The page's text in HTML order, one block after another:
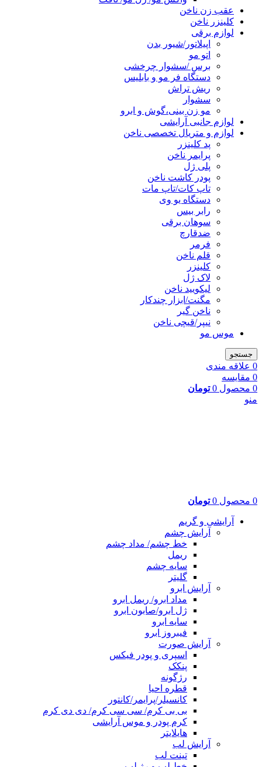
عقب زن ناخن
کلینزر ناخن
لوازم برقی
اپیلاتور/شیور بدن
اتو مو
برس /سشوار چرخشی
دستگاه فر مو و بابلیس
ریش تراش
سشوار
مو زن بینی،گوش و ابرو
لوازم جانبی آرایشی
لوازم و متریال تخصصی ناخن
پد کلینزر
پرایمر ناخن
پلی ژل
پودر کاشت ناخن
تاپ کات/تاپ مات
دستگاه یو وی
رابر بیس
سوهان برقی
ضدقارچ
فرمر
قلم ناخن
کلینزر
لاک ژل
لیکوييد ناخن
مگنت/ابزار چندکار
ناخن گیر
نیپر/قیچی ناخن
موس مو
جستجو
0 علاقه مندی
0 مقایسه
0 محصول 0 تومان
منو
0 محصول 0 تومان
آرایشی و گریم
آرایش چشم
خط چشم/ مداد چشم
ریمل
سایه چشم
گلیتر
آرایش ابرو
مداد ابرو/ ریمل ابرو
ژل ابرو/صابون ابرو
سایه ابرو
فیبروز ابرو
آرایش صورت
اسپری و پودر فیکس
پنکک
رژگونه
قطره احیا
کانسیلر/پرایمر/کانتور
بی بی کرم/ سی سی کرم/ دی دی کرم
کرم پودر و موس آرایشی
هایلایتر
آرایش لب
تینت لب